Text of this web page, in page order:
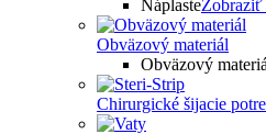
NáplasteZobraziť
Obväzový materiál
Obväzový
Chirurgické šijacie